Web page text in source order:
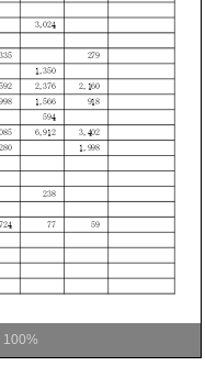
100%